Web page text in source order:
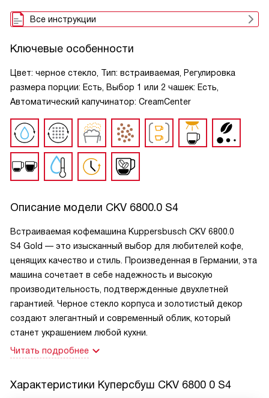
Все инструкции
Ключевые особенности
Цвет: черное стекло, Тип: встраиваемая, Регулировка
размера порции: Есть, Выбор 1 или 2 чашек: Есть,
Автоматический капучинатор: CreamCenter
Описание модели CKV 6800.0 S4
Встраиваемая кофемашина Kuppersbusch CKV 6800.0
S4 Gold — это изысканный выбор для любителей кофе,
ценящих качество и стиль. Произведенная в Германии, эта
машина сочетает в себе надежность и высокую
производительность, подтвержденные двухлетней
гарантией. Черное стекло корпуса и золотистый декор
создают элегантный и современный облик, который
станет украшением любой кухни.
Читать подробнее
Характеристики Куперсбуш CKV 6800 0 S4